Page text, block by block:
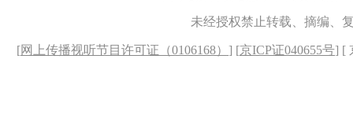
未经授权禁止转载、摘编、
[网上传播视听节目许可证（0106168） ] [京ICP证040655号] [